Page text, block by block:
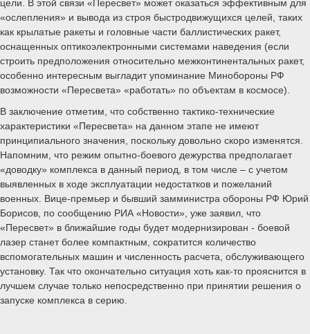
цели. В этой связи «Пересвет» может оказаться эффективным для
«ослепления» и вывода из строя быстродвижущихся целей, таких
как крылатые ракеты и головные части баллистических ракет,
оснащенных оптикоэлектронными системами наведения (если
строить предположения относительно межконтинентальных ракет,
особенно интересным выгладит упоминание Минобороны РФ
возможности «Пересвета» «работать» по объектам в космосе).
В заключение отметим, что собственно тактико-технические
характеристики «Пересвета» на данном этапе не имеют
принципиального значения, поскольку довольно скоро изменятся.
Напомним, что режим опытно-боевого дежурства предполагает
«доводку» комплекса в данный период, в том числе – с учетом
выявленных в ходе эксплуатации недостатков и пожеланий
военных. Вице-премьер и бывший замминистра обороны РФ Юрий
Борисов, по сообщению РИА «Новости», уже заявил, что
«Пересвет» в ближайшие годы будет модернизирован - боевой
лазер станет более компактным, сократится количество
вспомогательных машин и численность расчета, обслуживающего
установку. Так что окончательно ситуация хоть как-то прояснится в
лучшем случае только непосредственно при принятии решения о
запуске комплекса в серию.